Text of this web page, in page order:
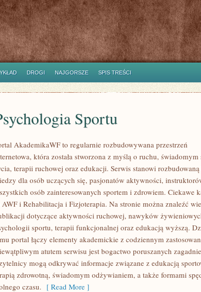
DROGI NAJGORSZE SPIS TREŚCI
Sportu
AkademikaWF to regularnie rozbudowywana przestrzeń
która została stworzona z myślą o ruchu, świadomym
terapii ruchowej oraz edukacji. Serwis stanowi rozbudowaną
dla osób uczących się, pasjonatów aktywności,
osób zainteresowanych sportem i zdrowiem. Ciekawe
AWF i Rehabilitacja i Fizjoterapia. Na stronie można znaleźć
dotyczące aktywności ruchowej, nawyków
sportu, terapii funkcjonalnej oraz edukacją wyższą.
portal łączy elementy akademickie z codziennym
atutem serwisu jest bogactwo poruszanych
mogą odkrywać informacje związane z edukacją
zdrowotną, świadomym odżywianiem, a także formami
czasu. [ Read More ]